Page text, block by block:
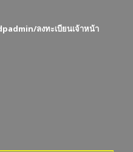
ลงทะเบียนเจ้าหน้า